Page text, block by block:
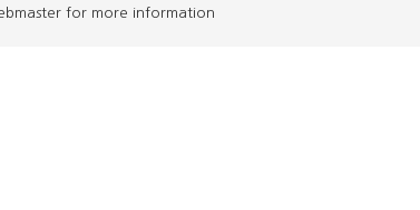
for more information